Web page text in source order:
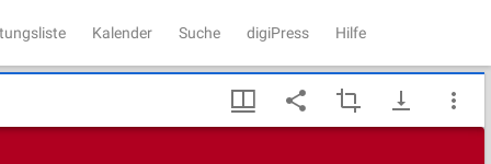
Kalender Suche digiPress Hilfe